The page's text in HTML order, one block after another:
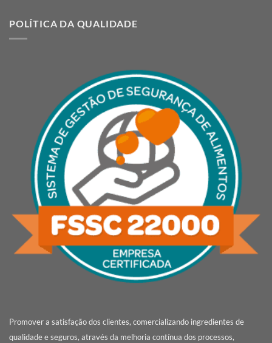
POLÍTICA DA QUALIDADE
Promover a satisfação dos clientes, comercializando ingredientes de
qualidade e seguros, através da melhoria contínua dos processos,